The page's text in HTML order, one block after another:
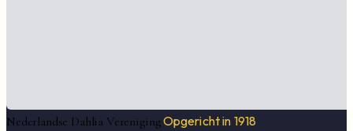
Nederlandse Dahlia VerenigingOpgericht in 1918